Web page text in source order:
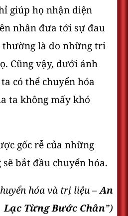
giúp họ nhận diện
nhân đưa tới sự đau
thường là do những tri
Cũng vậy, dưới ánh
có thể chuyển hóa
ta không mấy khó
gốc rễ của những
bắt đầu chuyển hóa.
hóa và trị liệu –An
Lạc Từng Bước Chân”)